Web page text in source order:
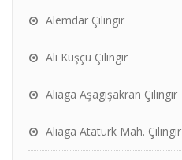
Alemdar Çilingir
Ali Kuşçu Çilingir
Aliaga Aşagışakran Çilingir
Aliaga Atatürk Mah. Çilingir